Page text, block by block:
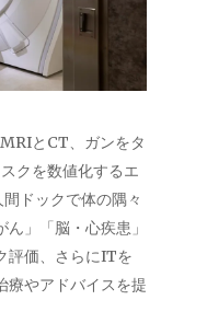
とCT、ガンをタ
クを数値化するエ
ドックで体の隅々
」「脳・心疾患」
評価、さらにITを
療やアドバイスを提